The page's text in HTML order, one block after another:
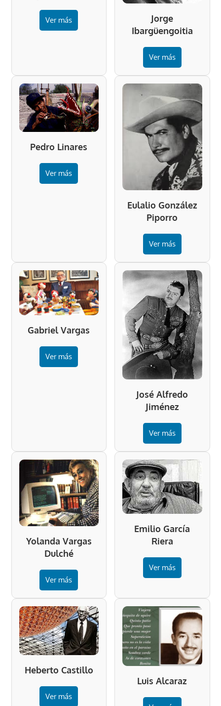
Ver más
Jorge
Ibargüengoitia
Ver más
Pedro Linares
Ver más
Eulalio González
Piporro
Ver más
Gabriel Vargas
Ver más
José Alfredo
Jiménez
Ver más
Yolanda Vargas
Dulché
Ver más
Emilio García
Riera
Ver más
Heberto Castillo
Ver más
Luis Alcaraz